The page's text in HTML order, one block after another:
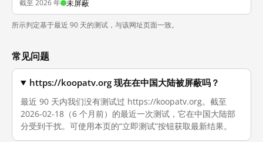
截至 2026 年 未屏蔽
所示判定基于最近 90 天的测试，与该网址页面一致。
常见问题
https://koopatv.org 现在在中国大陆被屏蔽吗？
最近 90 天内我们没有测试过 https://koopatv.org。截至
2026-02-18（6 个月前）的最近一次测试，它在中国大陆部
分受到干扰。可使用本页的“立即测试”按钮获取最新结果。